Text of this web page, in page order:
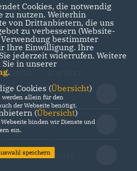
Brandenburg
Brandenburg
Cookies, die notwendig
zu nutzen. Weiterhin
von Drittanbietern, die uns
zu verbessern (Website-
bestimmter
Ihre Einwilligung. Ihre
jederzeit widerrufen. Weitere
in unserer
.
Cookies (Übersicht)
werden allein für den
der Webseite benötigt.
(Übersicht)
binden wir Dienste und
ein.
speichern